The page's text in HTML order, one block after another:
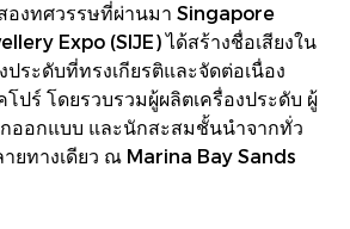
องทศวรรษที่ผ่านมา Singapore
Expo (SIJE) ได้สร้างชื่อเสียงใน
ประดับที่ทรงเกียรติและจัดต่อเนื่อง
ปร์ โดยรวบรวมผู้ผลิตเครื่องประดับ ผู้
ออกแบบ และนักสะสมชั้นนำจากทั่ว
ยทางเดียว ณ Marina Bay Sands